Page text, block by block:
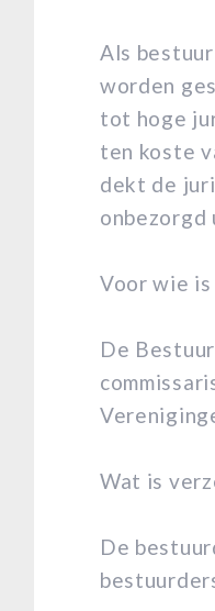
Als
worden
tot hoge
ten koste
dekt de
onbezorgd
Voor wie
De
Wat is
De